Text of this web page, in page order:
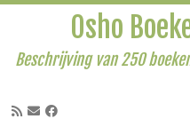
Osho
Beschrijving van 250